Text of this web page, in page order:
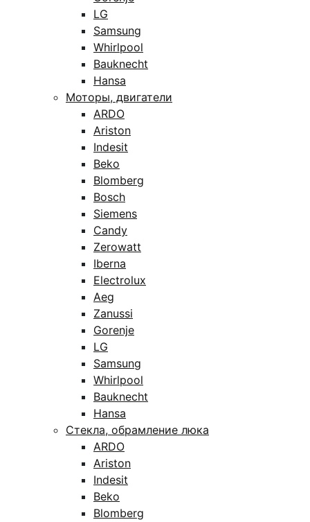
LG
Samsung
Whirlpool
Bauknecht
Hansa
Моторы, двигатели
ARDO
Ariston
Indesit
Beko
Blomberg
Bosch
Siemens
Candy
Zerowatt
Iberna
Electrolux
Aeg
Zanussi
Gorenje
LG
Samsung
Whirlpool
Bauknecht
Hansa
Стекла, обрамление люка
ARDO
Ariston
Indesit
Beko
Blomberg